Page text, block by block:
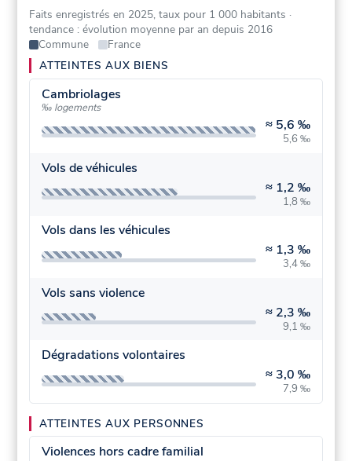
Faits enregistrés en 2025, taux pour 1 000 habitants ·
tendance : évolution moyenne par an depuis 2016
Commune
France
ATTEINTES AUX BIENS
Cambriolages
‰ logements
≈ 5,6 ‰
5,6 ‰
Vols de véhicules
≈ 1,2 ‰
1,8 ‰
Vols dans les véhicules
≈ 1,3 ‰
3,4 ‰
Vols sans violence
≈ 2,3 ‰
9,1 ‰
Dégradations volontaires
≈ 3,0 ‰
7,9 ‰
ATTEINTES AUX PERSONNES
Violences hors cadre familial